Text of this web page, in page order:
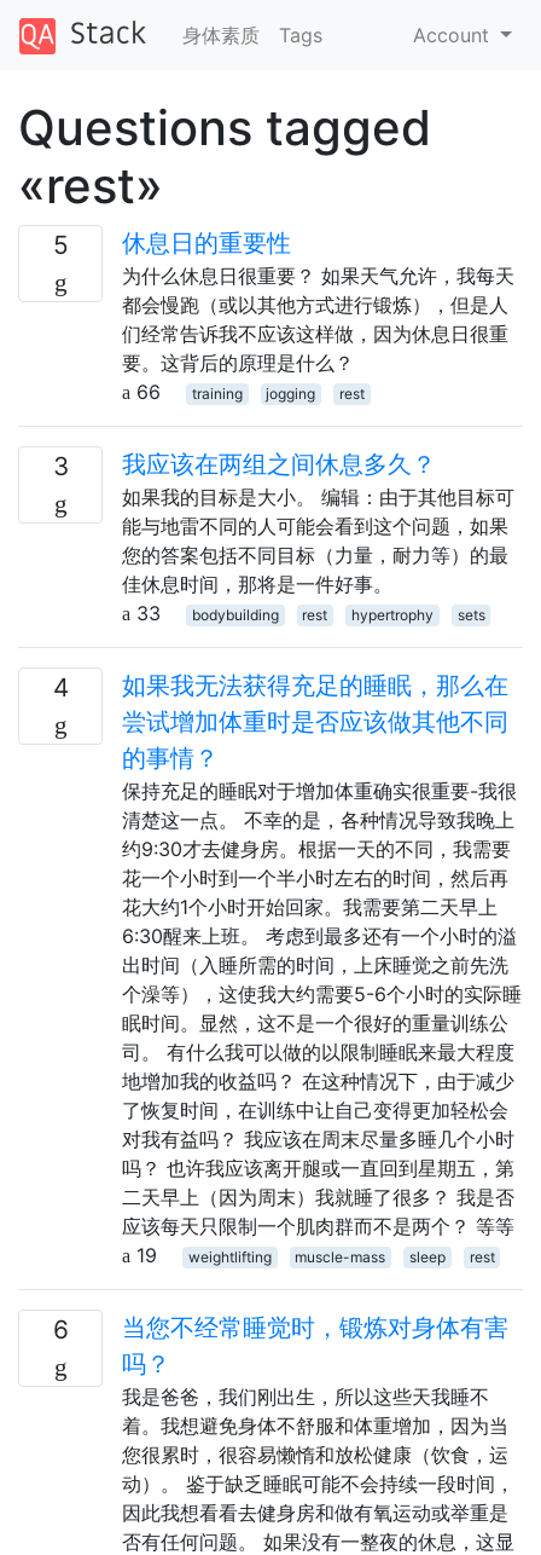
身体素质 Tags Account
Questions tagged
«rest»
5 休息日的重要性
为什么休息日很重要？ 如果天气允许，我每天
都会慢跑（或以其他方式进行锻炼），但是人
们经常告诉我不应该这样做，因为休息日很重
要。这背后的原理是什么？
66
training jogging rest
3 我应该在两组之间休息多久？
如果我的目标是大小。 编辑：由于其他目标可
能与地雷不同的人可能会看到这个问题，如果
您的答案包括不同目标（力量，耐力等）的最
佳休息时间，那将是一件好事。
33
bodybuilding rest hypertrophy sets
4
如果我无法获得充足的睡眠，那么在
尝试增加体重时是否应该做其他不同
的事情？
保持充足的睡眠对于增加体重确实很重要-我很
清楚这一点。 不幸的是，各种情况导致我晚上
约9:30才去健身房。根据一天的不同，我需要
花一个小时到一个半小时左右的时间，然后再
花大约1个小时开始回家。我需要第二天早上
6:30醒来上班。 考虑到最多还有一个小时的溢
出时间（入睡所需的时间，上床睡觉之前先洗
个澡等），这使我大约需要5-6个小时的实际睡
眠时间。显然，这不是一个很好的重量训练公
司。 有什么我可以做的以限制睡眠来最大程度
地增加我的收益吗？ 在这种情况下，由于减少
了恢复时间，在训练中让自己变得更加轻松会
对我有益吗？ 我应该在周末尽量多睡几个小时
吗？ 也许我应该离开腿或一直回到星期五，第
二天早上（因为周末）我就睡了很多？ 我是否
应该每天只限制一个肌肉群而不是两个？ 等等
19
weightlifting muscle-mass sleep rest
6
当您不经常睡觉时，锻炼对身体有害
吗？
我是爸爸，我们刚出生，所以这些天我睡不
着。我想避免身体不舒服和体重增加，因为当
您很累时，很容易懒惰和放松健康（饮食，运
动）。 鉴于缺乏睡眠可能不会持续一段时间，
因此我想看看去健身房和做有氧运动或举重是
否有任何问题。 如果没有一整夜的休息，这显